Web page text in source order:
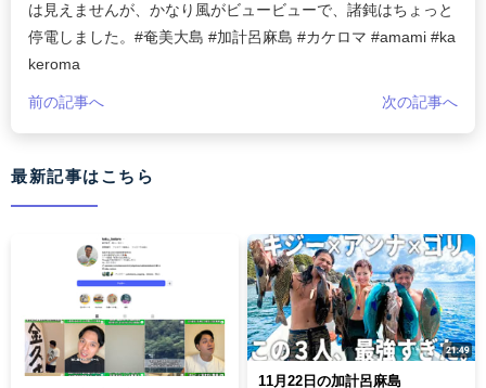
は見えませんが、かなり風がビュービューで、諸鈍はちょっと
停電しました。#奄美大島 #加計呂麻島 #カケロマ #amami #ka
keroma
前の記事へ 次の記事へ
最新記事はこちら
11月22日の加計呂麻島